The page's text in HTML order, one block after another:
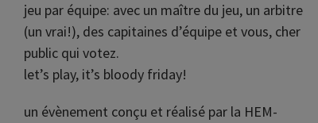
jeu par équipe: avec un maître du jeu, un arbitre
(un vrai!), des capitaines d’équipe et vous, cher
public qui votez.
let’s play, it’s bloody friday!
un évènement conçu et réalisé par la HEM-